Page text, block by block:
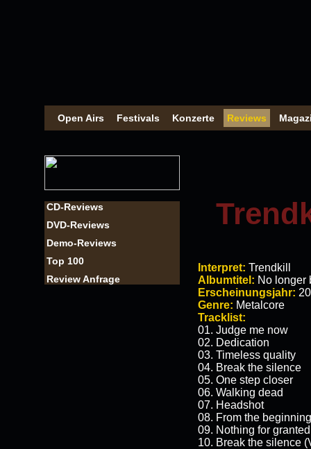
Open Airs Festivals Konzerte Reviews
CD-Reviews
DVD-Reviews
Demo-Reviews
Top 100
Review Anfrage
Interpret: Trendkill
Albumtitel: No longer
Erscheinungsjahr:
Genre: Metalcore
Tracklist:
01. Judge me now
02. Dedication
03. Timeless quality
04. Break the silence
05. One step closer
06. Walking dead
07. Headshot
08. From the beginning
09. Nothing for granted
10. Break the silence